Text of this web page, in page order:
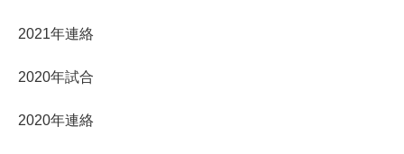
2021年連絡
2020年試合
2020年連絡